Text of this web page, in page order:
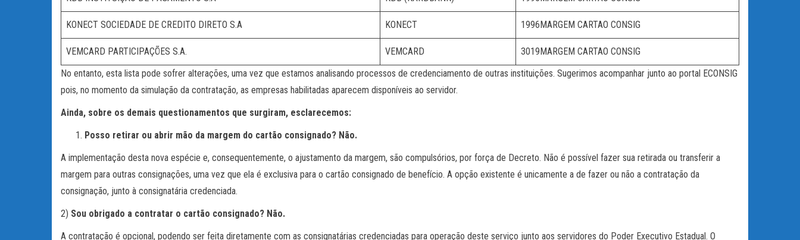
KONECT SOCIEDADE DE CREDITO DIRETO S.A KONECT 1996MARGEM CARTAO CONSIG
VEMCARD PARTICIPAÇÕES S.A. VEMCARD
3019MARGEM CARTAO CONSIG
No entanto, esta lista pode sofrer alterações, uma vez que estamos analisando processos de credenciamento de outras instituições. Sugerimos acompanhar junto ao portal ECONSIG
pois, no momento da simulação da contratação, as empresas habilitadas aparecem disponíveis ao servidor.
Ainda, sobre os demais questionamentos que surgiram, esclarecemos:
Posso retirar ou abrir mão da margem do cartão consignado? Não.
A implementação desta nova espécie e, consequentemente, o ajustamento da margem, são compulsórios, por força de Decreto. Não é possível fazer sua retirada ou transferir a
margem para outras consignações, uma vez que ela é exclusiva para o cartão consignado de benefício. A opção existente é unicamente a de fazer ou não a contratação da
consignação, junto à consignatária credenciada.
2) Sou obrigado a contratar o cartão consignado? Não.
A contratação é opcional, podendo ser feita diretamente com as consignatárias credenciadas para operação deste serviço junto aos servidores do Poder Executivo Estadual. O